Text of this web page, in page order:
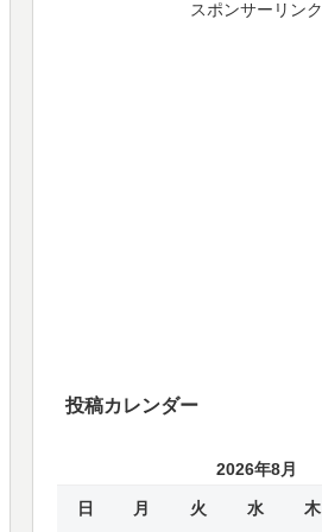
スポンサーリンク
投稿カレンダー
2026年8月
日 月 火 水 木